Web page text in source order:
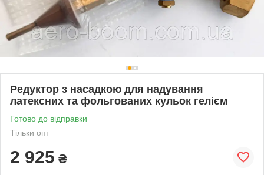
Редуктор з насадкою для надування
латексних та фольгованих кульок гелієм
Готово до відправки
Тільки опт
2 925 ₴